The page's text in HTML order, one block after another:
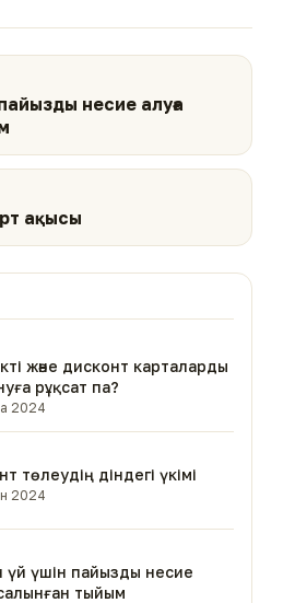
несие алуға
ақысы
және дисконт карталарды
рұқсат па?
2024
төлеудің діндегі үкімі
2024
үй үшін пайызды несие
тыйым